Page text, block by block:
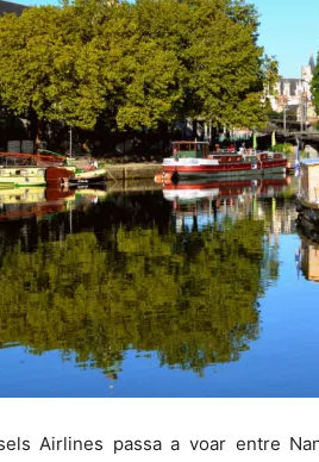
Airlines passa a voar entre